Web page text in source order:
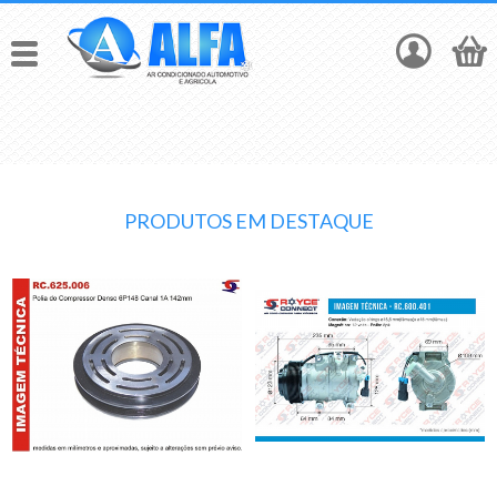
PRODUTOS EM DESTAQUE